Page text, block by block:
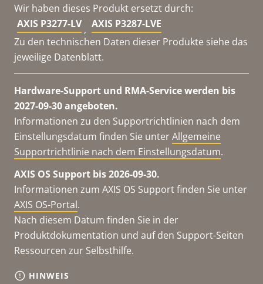
Wir haben dieses Produkt ersetzt durch:
AXIS P3277-LV , AXIS P3287-LVE
Zu den technischen Daten dieser Produkte siehe das
jeweilige Datenblatt.
Hardware-Support und RMA-Service werden bis
2027-09-30 angeboten.
Informationen zu den Supportrichtlinien nach dem
Einstellungsdatum finden Sie unterAllgemeine
Supportrichtlinie nach dem Einstellungsdatum.
AXIS OS Support bis 2026-09-30.
Informationen zum AXIS OS Support finden Sie unter
AXIS OS-Portal.
Nach diesem Datum finden Sie in der
Produktdokumentation und auf den Support-Seiten
Ressourcen zur Selbsthilfe.
HINWEIS